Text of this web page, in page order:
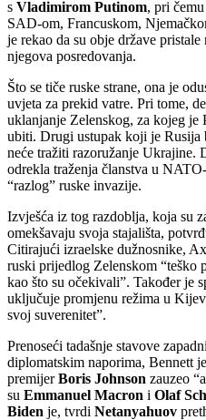
s Vladimirom Putinom, pri
SAD-om, Francuskom,
je rekao da su obje države
njegova posredovanja.
Što se tiče ruske strane, ona je
uvjeta za prekid vatre. Pri tome,
uklanjanje Zelenskog, za kojeg je
ubiti. Drugi ustupak koji je Rusija
neće tražiti razoružanje Ukrajine.
odrekla traženja članstva u
“razlog” ruske invazije.
Izvješća iz tog razdoblja, koja su
omekšavaju svoja stajališta,
Citirajući izraelske dužnosnike,
ruski prijedlog Zelenskom “teško
kao što su očekivali”. Također je
uključuje promjenu režima u
svoj suverenitet”.
Prenoseći tadašnje stavove
diplomatskim naporima, Bennett
premijerBoris Johnson zauzeo
su Emmanuel Macron i Olaf
Biden je, tvrdi Netanyahuov